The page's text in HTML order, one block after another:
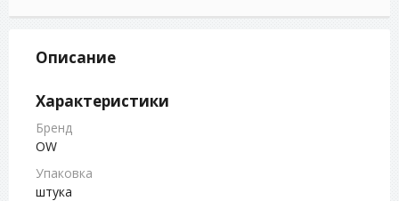
Описание
Характеристики
Бренд
OW
Упаковка
штука